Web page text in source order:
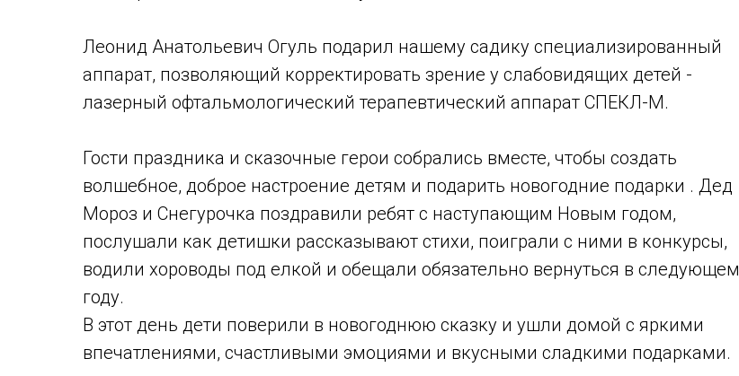
Леонид Анатольевич Огуль подарил нашему садику специализированный
аппарат, позволяющий корректировать зрение у слабовидящих детей -
лазерный офтальмологический терапевтический аппарат СПЕКЛ-М.
Гости праздника и сказочные герои собрались вместе, чтобы создать
волшебное, доброе настроение детям и подарить новогодние подарки . Дед
Мороз и Снегурочка поздравили ребят с наступающим Новым годом,
послушали как детишки рассказывают стихи, поиграли с ними в конкурсы,
водили хороводы под елкой и обещали обязательно вернуться в следующем
году.
В этот день дети поверили в новогоднюю сказку и ушли домой с яркими
впечатлениями, счастливыми эмоциями и вкусными сладкими подарками.